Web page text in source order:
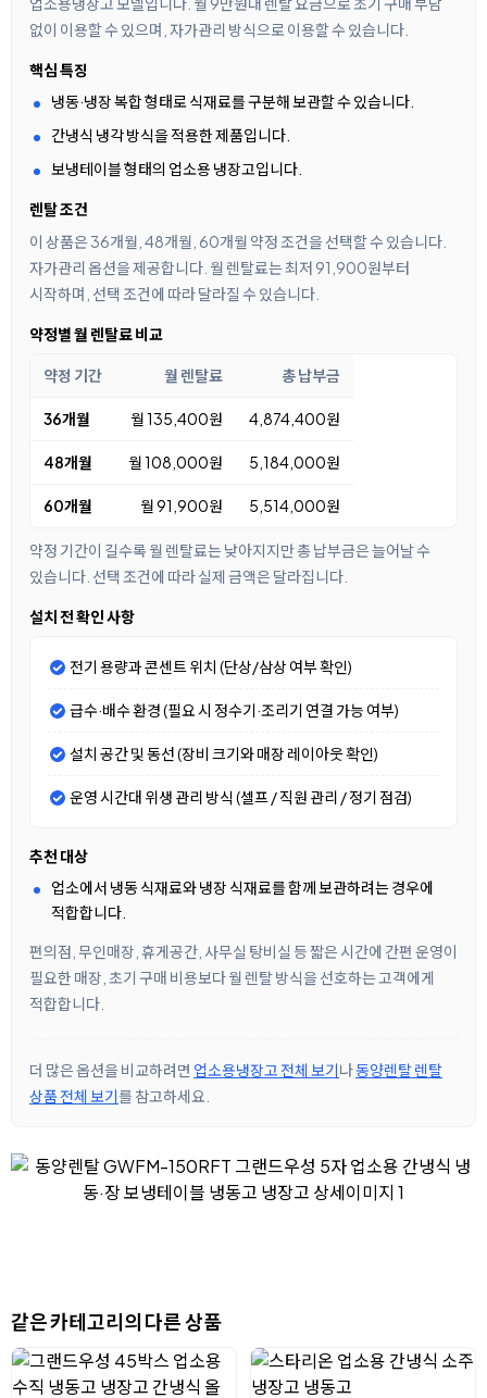
없이 이용할 수 있으며, 자가관리 방식으로 이용할 수 있습니다.
핵심 특징
냉동·냉장 복합 형태로 식재료를 구분해 보관할 수 있습니다.
간냉식 냉각 방식을 적용한 제품입니다.
보냉테이블 형태의 업소용 냉장고입니다.
렌탈 조건
이 상품은 36개월, 48개월, 60개월 약정 조건을 선택할 수 있습니다.
자가관리 옵션을 제공합니다. 월 렌탈료는 최저 91,900원부터
시작하며, 선택 조건에 따라 달라질 수 있습니다.
약정별 월 렌탈료 비교
약정 기간 월 렌탈료 총 납부금
36개월 월 135,400원 4,874,400원
48개월 월 108,000원 5,184,000원
60개월 월 91,900원 5,514,000원
약정 기간이 길수록 월 렌탈료는 낮아지지만 총 납부금은 늘어날 수
있습니다. 선택 조건에 따라 실제 금액은 달라집니다.
설치 전 확인 사항
전기 용량과 콘센트 위치 (단상/삼상 여부 확인)
급수·배수 환경 (필요 시 정수기·조리기 연결 가능 여부)
설치 공간 및 동선 (장비 크기와 매장 레이아웃 확인)
운영 시간대 위생 관리 방식 (셀프 / 직원 관리 / 정기 점검)
추천 대상
업소에서 냉동 식재료와 냉장 식재료를 함께 보관하려는 경우에
적합합니다.
편의점, 무인매장, 휴게공간, 사무실 탕비실 등 짧은 시간에 간편 운영이
필요한 매장, 초기 구매 비용보다 월 렌탈 방식을 선호하는 고객에게
적합합니다.
더 많은 옵션을 비교하려면 업소용냉장고 전체 보기나동양렌탈 렌탈
상품 전체 보기를 참고하세요.
같은 카테고리의 다른 상품